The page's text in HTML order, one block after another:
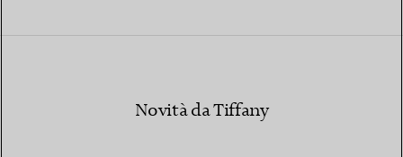
Novità da Tiffany